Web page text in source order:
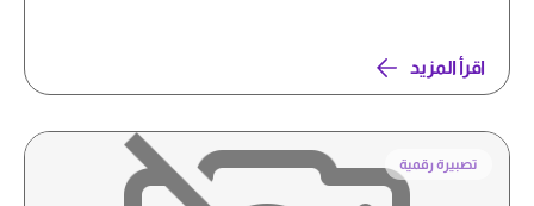
اقرأ المزيد
تصبيرة رقمية